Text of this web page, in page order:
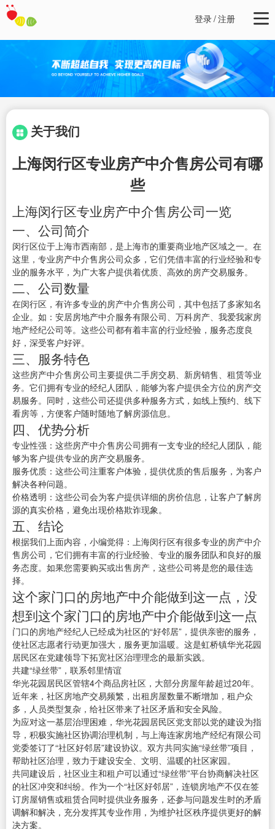
登录/注册
关于我们
上海闵行区专业房产中介售房公司有哪
些
上海闵行区专业房产中介售房公司一览
一、公司简介
闵行区位于上海市西南部，是上海市的重要商业地产区域之一。在
这里，专业房产中介售房公司众多，它们凭借丰富的行业经验和专
业的服务水平，为广大客户提供着优质、高效的房产交易服务。
二、公司数量
在闵行区，有许多专业的房产中介售房公司，其中包括了多家知名
企业。如：安居房地产中介服务有限公司、万科房产、我爱我家房
地产经纪公司等。这些公司都有着丰富的行业经验，服务态度良
好，深受客户好评。
三、服务特色
这些房产中介售房公司主要提供二手房交易、新房销售、租赁等业
务。它们拥有专业的经纪人团队，能够为客户提供全方位的房产交
易服务。同时，这些公司还提供多种服务方式，如线上预约、线下
看房等，方便客户随时随地了解房源信息。
四、优势分析
专业性强：这些房产中介售房公司拥有一支专业的经纪人团队，能
够为客户提供专业的房产交易服务。
服务优质：这些公司注重客户体验，提供优质的售后服务，为客户
解决各种问题。
价格透明：这些公司会为客户提供详细的房价信息，让客户了解房
源的真实价格，避免出现价格欺诈现象。
五、结论
根据我们上面内容，小编觉得：上海闵行区有很多专业的房产中介
售房公司，它们拥有丰富的行业经验、专业的服务团队和良好的服
务态度。如果您需要购买或出售房产，这些公司将是您的最佳选
择。
这个家门口的房地产中介能做到这一点，没
想到这个家门口的房地产中介能做到这一点
门口的房地产经纪人已经成为社区的“好邻居”，提供亲密的服务，
使社区志愿者行动更加强大，服务更加温暖。这是虹桥镇华光花园
居民区在党建领导下拓宽社区治理理念的最新实践。
共建“绿丝带”，联系邻里情谊
华光花园居民区管辖4个商品房社区，大部分房屋年龄超过20年。
近年来，社区房地产交易频繁，出租房屋数量不断增加，租户众
多，人员类型复杂，给社区带来了社区矛盾和安全风险。
为应对这一基层治理困难，华光花园居民区党支部以党的建设为指
导，积极实施社区协调治理机制，与上海连家房地产经纪有限公司
党委签订了“社区好邻居”建设协议。双方共同实施“绿丝带”项目，
帮助社区治理，致力于建设安全、文明、温暖的社区家园。
共同建设后，社区业主和租户可以通过“绿丝带”平台协商解决社区
的社区冲突和纠纷。作为一个“社区好邻居”，连锁房地产不仅在签
订房屋销售或租赁合同时提供业务服务，还参与问题发生时的矛盾
调解和解决，充分发挥其专业作用，为维护社区秩序提供更好的解
决方案。